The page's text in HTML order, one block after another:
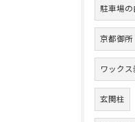
駐車場の
京都御所
ワックス
玄関柱